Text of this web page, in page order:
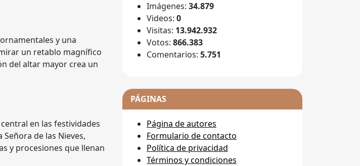
y una
un retablo magnífico
del altar mayor crea un
en las festividades
de las Nieves,
y procesiones que llenan
Imágenes: 34.879
Videos: 0
Visitas: 13.942.932
Votos: 866.383
Comentarios: 5.751
PÁGINAS
Página de autores
Formulario de contacto
Política de privacidad
Términos y condiciones